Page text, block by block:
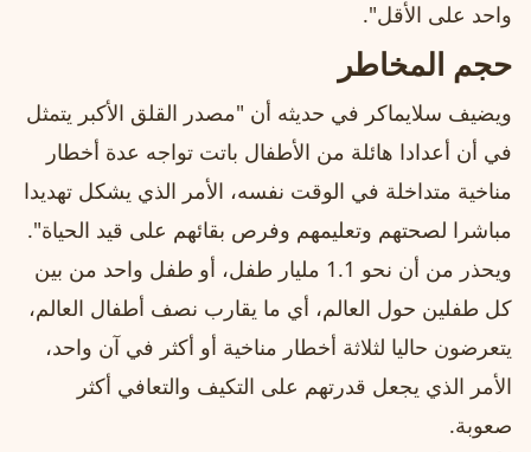
واحد على الأقل".
حجم المخاطر
ويضيف سلايماكر في حديثه أن "مصدر القلق الأكبر يتمثل
في أن أعدادا هائلة من الأطفال باتت تواجه عدة أخطار
مناخية متداخلة في الوقت نفسه، الأمر الذي يشكل تهديدا
مباشرا لصحتهم وتعليمهم وفرص بقائهم على قيد الحياة".
ويحذر من أن نحو 1.1 مليار طفل، أو طفل واحد من بين
كل طفلين حول العالم، أي ما يقارب نصف أطفال العالم،
يتعرضون حاليا لثلاثة أخطار مناخية أو أكثر في آن واحد،
الأمر الذي يجعل قدرتهم على التكيف والتعافي أكثر
صعوبة.